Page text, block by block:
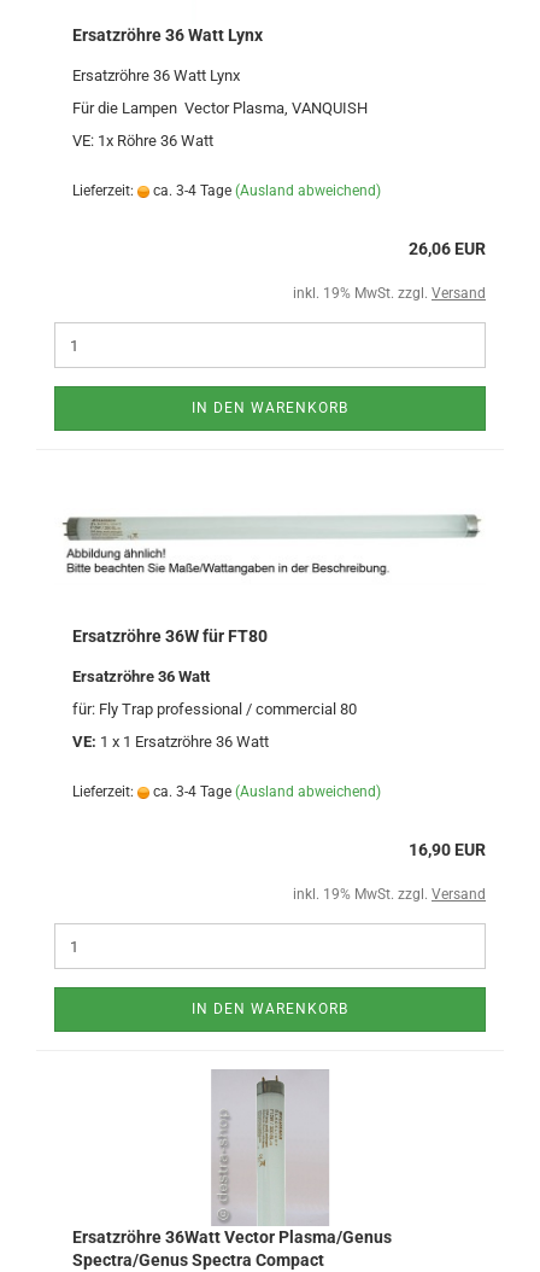
Ersatzröhre 36 Watt Lynx
Ersatzröhre 36 Watt Lynx
Für die Lampen Vector Plasma, VANQUISH
VE: 1x Röhre 36 Watt
Lieferzeit: ca. 3-4 Tage (Ausland abweichend)
26,06 EUR
inkl. 19% MwSt. zzgl. Versand
IN DEN WARENKORB
Ersatzröhre 36W für FT80
Ersatzröhre 36 Watt
für: Fly Trap professional / commercial 80
VE: 1 x 1 Ersatzröhre 36 Watt
Lieferzeit: ca. 3-4 Tage (Ausland abweichend)
16,90 EUR
inkl. 19% MwSt. zzgl. Versand
IN DEN WARENKORB
Ersatzröhre 36Watt Vector Plasma/Genus
Spectra/Genus Spectra Compact